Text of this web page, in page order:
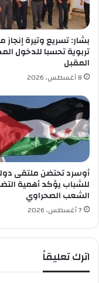
ش
بشار: تسريع وتيرة إنجاز
تربوية تحسبا للدخول
المقبل
8 أغسطس، 2026
أوسرد تحتضن ملتقى
للشباب يؤكد أهمية
الشعب الصحراوي
7 أغسطس، 2026
اترك تعليقاً